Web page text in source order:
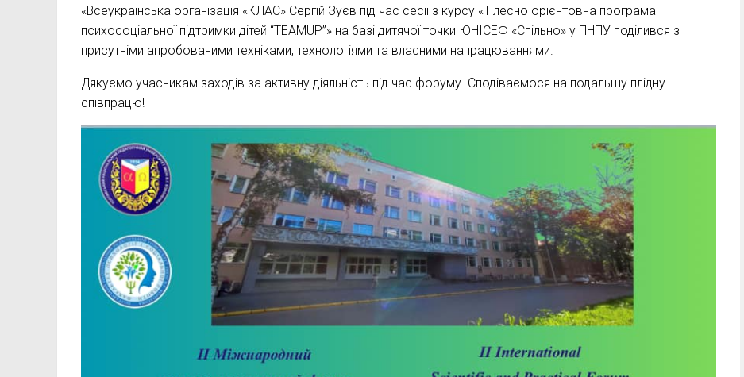
«Всеукраїнська організація «КЛАС» Сергій Зуєв під час сесії з курсу «Тілесно орієнтовна програма
психосоціальної підтримки дітей “TEAMUP”» на базі дитячої точки ЮНІСЕФ «Спільно» у ПНПУ поділився з
присутніми апробованими техніками, технологіями та власними напрацюваннями.
Дякуємо учасникам заходів за активну діяльність під час форуму. Сподіваємося на подальшу плідну
співпрацю!